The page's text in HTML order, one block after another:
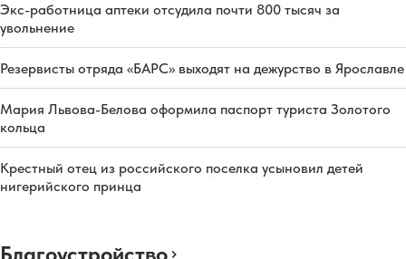
Экс-работница аптеки отсудила почти 800 тысяч за
увольнение
Резервисты отряда «БАРС» выходят на дежурство в Ярославле
Мария Львова-Белова оформила паспорт туриста Золотого
кольца
Крестный отец из российского поселка усыновил детей
нигерийского принца